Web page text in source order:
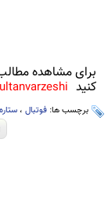
برای مشاهده
کنید
برچسب ها: فوتبال ، ستاره